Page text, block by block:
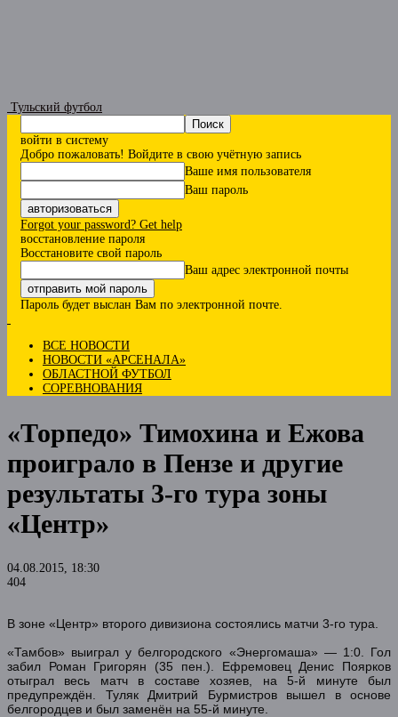
Тульский футбол
войти в систему
Добро пожаловать! Войдите в свою учётную запись
Ваше имя пользователя
Ваш пароль
Forgot your password? Get help
восстановление пароля
Восстановите свой пароль
Ваш адрес электронной почты
Пароль будет выслан Вам по электронной почте.
ВСЕ НОВОСТИ
НОВОСТИ «АРСЕНАЛА»
ОБЛАСТНОЙ ФУТБОЛ
СОРЕВНОВАНИЯ
«Торпедо» Тимохина и Ежова
проиграло в Пензе и другие
результаты 3-го тура зоны
«Центр»
04.08.2015, 18:30
404
В зоне «Центр» второго дивизиона состоялись матчи 3-го тура.
«Тамбов» выиграл у белгородского «Энергомаша» — 1:0. Гол
забил Роман Григорян (35 пен.). Ефремовец Денис Поярков
отыграл весь матч в составе хозяев, на 5-й минуте был
предупреждён. Туляк Дмитрий Бурмистров вышел в основе
белгородцев и был заменён на 55-й минуте.